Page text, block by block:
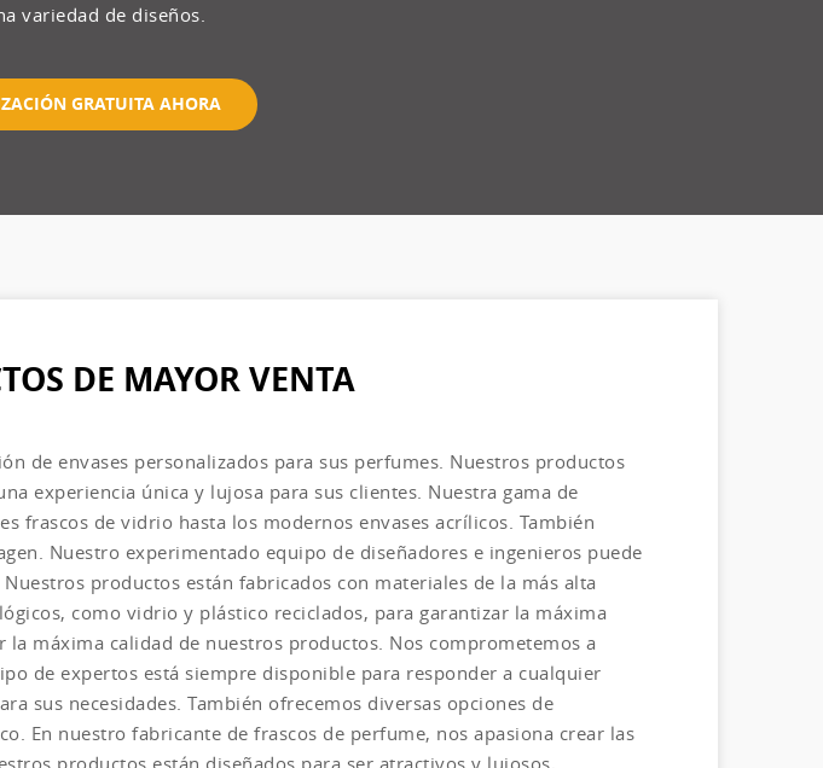
variedad de diseños.
GRATUITA AHORA
DE MAYOR VENTA
de envases personalizados para sus perfumes. Nuestros productos
experiencia única y lujosa para sus clientes. Nuestra gama de
frascos de vidrio hasta los modernos envases acrílicos. También
Nuestro experimentado equipo de diseñadores e ingenieros puede
productos están fabricados con materiales de la más alta
como vidrio y plástico reciclados, para garantizar la máxima
máxima calidad de nuestros productos. Nos comprometemos a
de expertos está siempre disponible para responder a cualquier
sus necesidades. También ofrecemos diversas opciones de
En nuestro fabricante de frascos de perfume, nos apasiona crear las
productos están diseñados para ser atractivos y lujosos,